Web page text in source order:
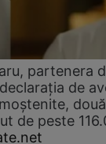
partenera
de
două
de peste